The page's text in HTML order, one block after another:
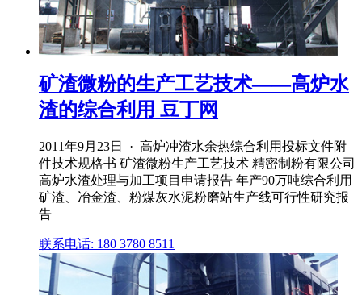
矿渣微粉的生产工艺技术——高炉水
渣的综合利用 豆丁网
2011年9月23日 · 高炉冲渣水余热综合利用投标文件附
件技术规格书 矿渣微粉生产工艺技术 精密制粉有限公司
高炉水渣处理与加工项目申请报告 年产90万吨综合利用
矿渣、冶金渣、粉煤灰水泥粉磨站生产线可行性研究报
告
联系电话: 180 3780 8511